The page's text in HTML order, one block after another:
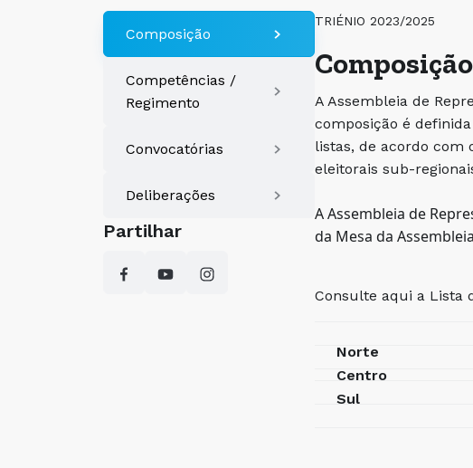
Composição
Competências /
Regimento
Convocatórias
Deliberações
Partilhar
TRIÉNIO 2023/2025
A Assembleia de
composição é
listas, de acordo com
eleitorais sub-
A Assembleia de
da Mesa da
Consulte aqui a Lista
Norte
Centro
Sul